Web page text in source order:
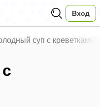
Вход
суп с креветками